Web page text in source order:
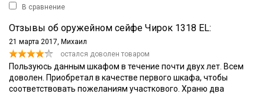
В сравнение
Отзывы об оружейном сейфе Чирок 1318 EL:
21 марта 2017, Михаил
остался доволен товаром
Пользуюсь данным шкафом в течение почти двух лет. Всем
доволен. Приобретал в качестве первого шкафа, чтобы
соответствовать пожеланиям участкового. Храню два